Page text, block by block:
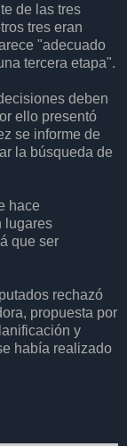
de las tres
tres eran
"adecuado
tercera etapa".
deben
ello presentó
se informe de
la búsqueda de
hace
lugares
que ser
rechazó
propuesta por
y
había realizado